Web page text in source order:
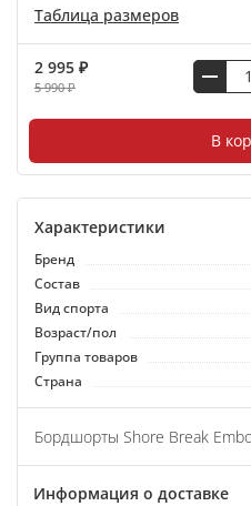
Таблица размеров
2 995 ₽
5 990 ₽
В
Характеристики
Бренд
Состав
Вид спорта
Возраст/пол
Группа товаров
Страна
Бордшорты Shore Break
Информация о доставке